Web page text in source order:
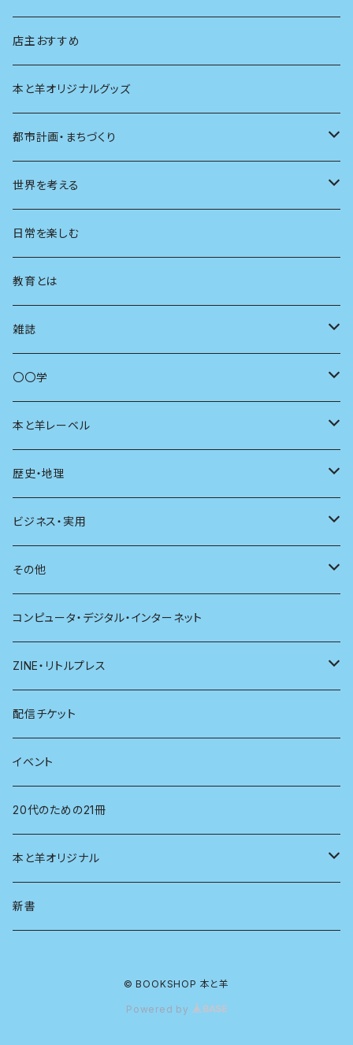
生物
創元社 シリーズ「あいだで考える」
店主おすすめ
本と羊オリジナルグッズ
都市計画・まちづくり
都市
地方
まちづくり
コミュニティ
商いとは
世界を考える
思想
日常を楽しむ
教育とは
雑誌
母の友
ユリイカ
現代思想
新潮
別冊太陽
〇〇学
動物
自然
科学
社会
哲学
医学
看護学
心理学
経営学
言語学
法律
人類学
本と羊レーベル
電子版（EPub）
電子版（PDF）
歴史・地理
歴史
地理
ビジネス・実用
雷鳥社辞典シリーズ
その他
珈琲
雑貨
コンピュータ・デジタル・インターネット
ZINE・リトルプレス
電子版（EPub）
電子版（PDF）
配信チケット
イベント
20代のための21冊
本と羊オリジナル
アロマスプレー
新書
© BOOKSHOP 本と羊
Powered by